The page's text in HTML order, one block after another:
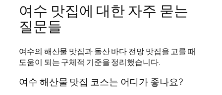
여수 맛집에 대한 자주 묻는
질문들
여수의 해산물 맛집과 돌산 바다 전망 맛집을 고를 때
도움이 되는 구체적 기준을 정리했습니다.
여수 해산물 맛집 코스는 어디가 좋나요?